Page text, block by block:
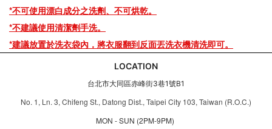
*不可使用漂白成分之洗劑、 不可烘乾。
*不建議使用清潔劑手洗。
*建議放置於洗衣袋內，將衣服翻到反面丟洗衣機清洗即可。
LOCATION
台北市大同區赤峰街3巷1號B1
No. 1, Ln. 3, Chifeng St., Datong Dist., Taipei City 103, Taiwan (R.O.C.)
MON - SUN (2PM-9PM)